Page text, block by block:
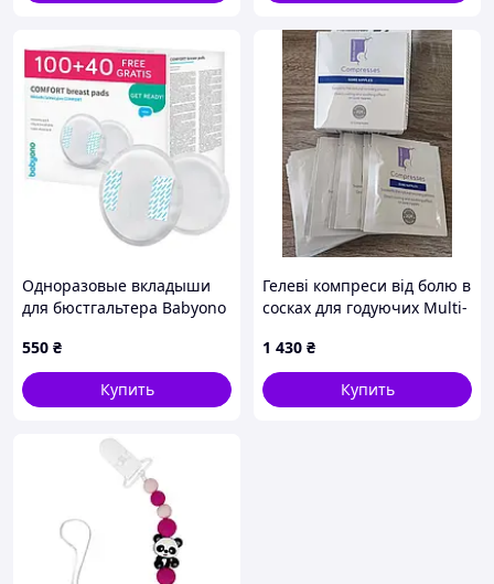
Одноразовые вкладыши
для бюстгальтера Babyono
550 ₴
Купить
Гелеві компреси від болю в
сосках для годуючих Multi-
вигодовування, тріщини
на сосках.
1 430 ₴
Купить